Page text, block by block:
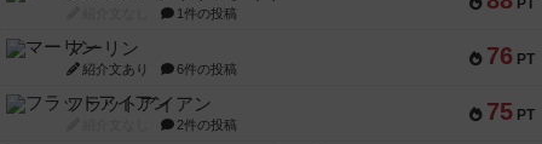
PT
1件の投稿
76 PT
マーリン
紹介文あり 6件の投稿
75 PT
フラットアイアン
2件の投稿